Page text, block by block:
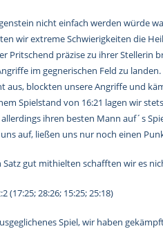
nicht einfach werden würde
wir extreme Schwierigkeiten die
Pritschend präzise zu ihrer Stellerin
im gegnerischen Feld zu
aus, blockten unsere Angriffe und
Spielstand von 16:21 lagen wir
ihren besten Mann auf´s
auf, ließen uns nur noch einen
gut mithielten schafften wir es
(17:25; 28:26; 15:25; 25:18)
Spiel, wir haben